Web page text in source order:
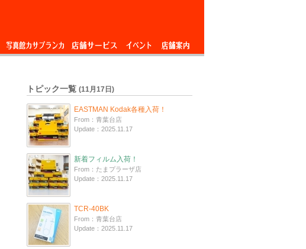
写真館カサブランカ 店舗サービス イベント 店舗案内
トピック一覧 (11月17日)
EASTMAN Kodak各種入荷！
From：青葉台店
Update：2025.11.17
新着フィルム入荷！
From：たまプラーザ店
Update：2025.11.17
TCR-40BK
From：青葉台店
Update：2025.11.17